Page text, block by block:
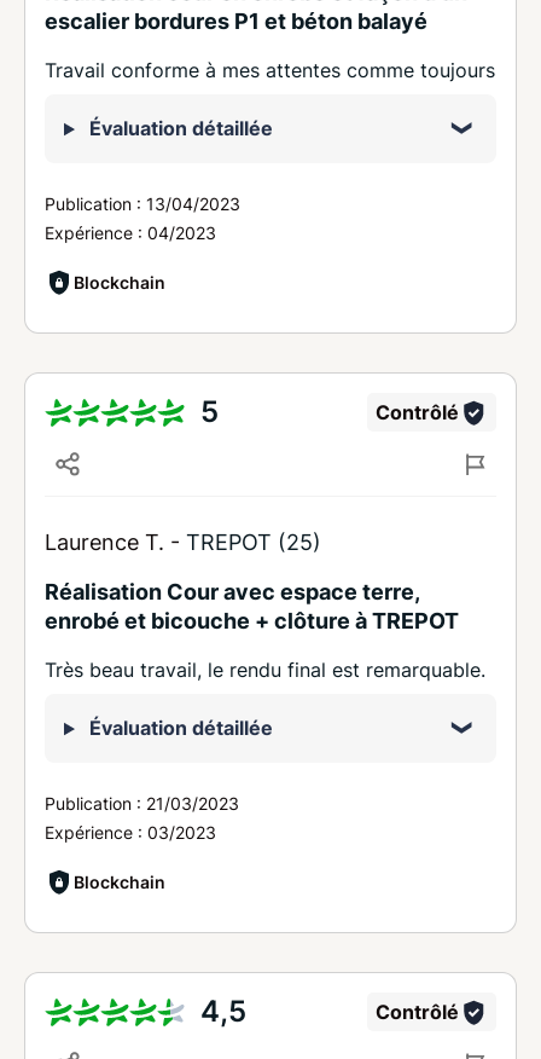
escalier bordures P1 et béton balayé
Travail conforme à mes attentes comme toujours
Évaluation détaillée
Publication : 13/04/2023
Expérience : 04/2023
Blockchain
5 Contrôlé
Laurence T. - TREPOT (25)
Réalisation Cour avec espace terre,
enrobé et bicouche + clôture à TREPOT
Très beau travail, le rendu final est remarquable.
Évaluation détaillée
Publication : 21/03/2023
Expérience : 03/2023
Blockchain
4,5 Contrôlé